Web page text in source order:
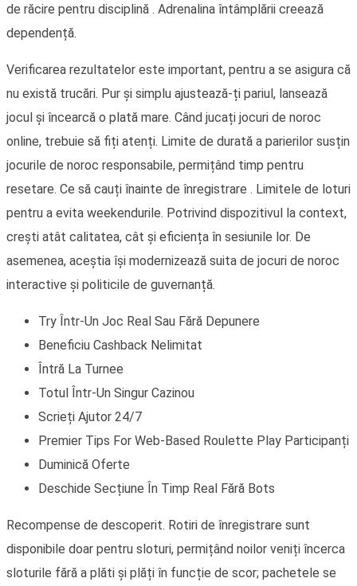
de răcire pentru disciplină . Adrenalina întâmplării creează
dependență.
Verificarea rezultatelor este important, pentru a se asigura că
nu există trucări. Pur și simplu ajustează-ți pariul, lansează
jocul și încearcă o plată mare. Când jucați jocuri de noroc
online, trebuie să fiți atenți. Limite de durată a parierilor susțin
jocurile de noroc responsabile, permițând timp pentru
resetare. Ce să cauți înainte de înregistrare . Limitele de loturi
pentru a evita weekendurile. Potrivind dispozitivul la context,
crești atât calitatea, cât și eficiența în sesiunile lor. De
asemenea, aceștia își modernizează suita de jocuri de noroc
interactive și politicile de guvernanță.
Try Într-Un Joc Real Sau Fără Depunere
Beneficiu Cashback Nelimitat
Întră La Turnee
Totul Într-Un Singur Cazinou
Scrieți Ajutor 24/7
Premier Tips For Web-Based Roulette Play Participanți
Duminică Oferte
Deschide Secțiune În Timp Real Fără Bots
Recompense de descoperit. Rotiri de înregistrare sunt
disponibile doar pentru sloturi, permițând noilor veniți încerca
sloturile fără a plăti și plăți în funcție de scor; pachetele se